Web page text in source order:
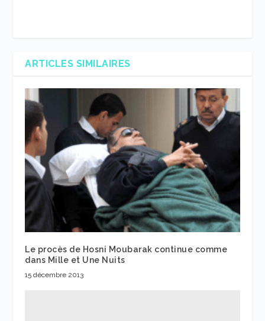
ARTICLES SIMILAIRES
Le procès de Hosni Moubarak continue comme
dans Mille et Une Nuits
15 décembre 2013